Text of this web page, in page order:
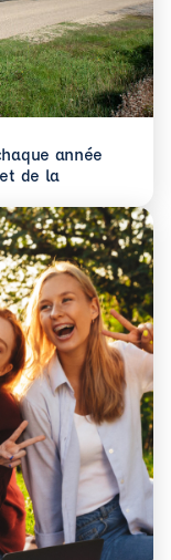
année
de la
année 110